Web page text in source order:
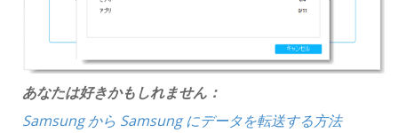
あなたは好きかもしれません：
Samsung から Samsung にデータを転送する方法